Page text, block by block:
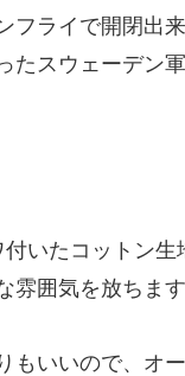
フライで開閉出
たスウェーデン
いたコットン生
雰囲気を放ちます
もいいので、オ